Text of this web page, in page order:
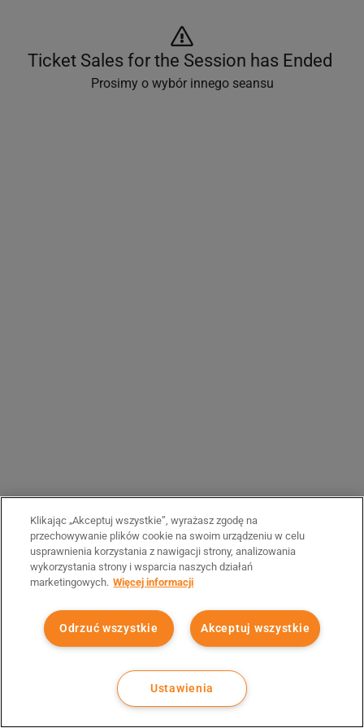
Ticket Sales for the Session has Ended
Prosimy o wybór innego seansu
Klikając „Akceptuj wszystkie”, wyrażasz zgodę na
przechowywanie plików cookie na swoim urządzeniu w celu
usprawnienia korzystania z nawigacji strony, analizowania
wykorzystania strony i wsparcia naszych działań
marketingowych. Więcej informacji
Akceptuj wszystkie
Odrzuć wszystkie
Ustawienia